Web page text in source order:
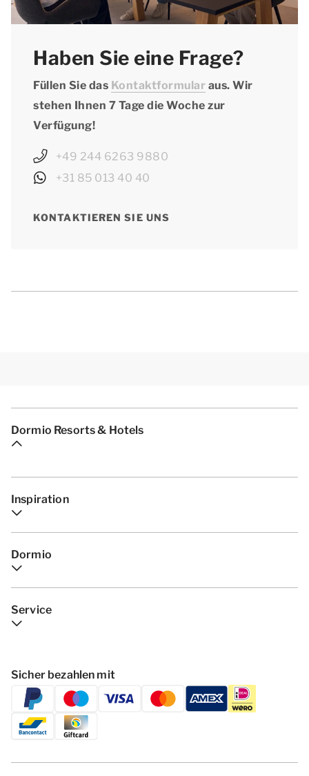
Haben Sie eine Frage?
Füllen Sie das Kontaktformular aus. Wir
stehen Ihnen 7 Tage die Woche zur
Verfügung!
+49 244 6263 9880
+31 85 013 40 40
KONTAKTIEREN SIE UNS
Dormio Resorts & Hotels
Inspiration
Dormio
Service
Sicher bezahlen mit